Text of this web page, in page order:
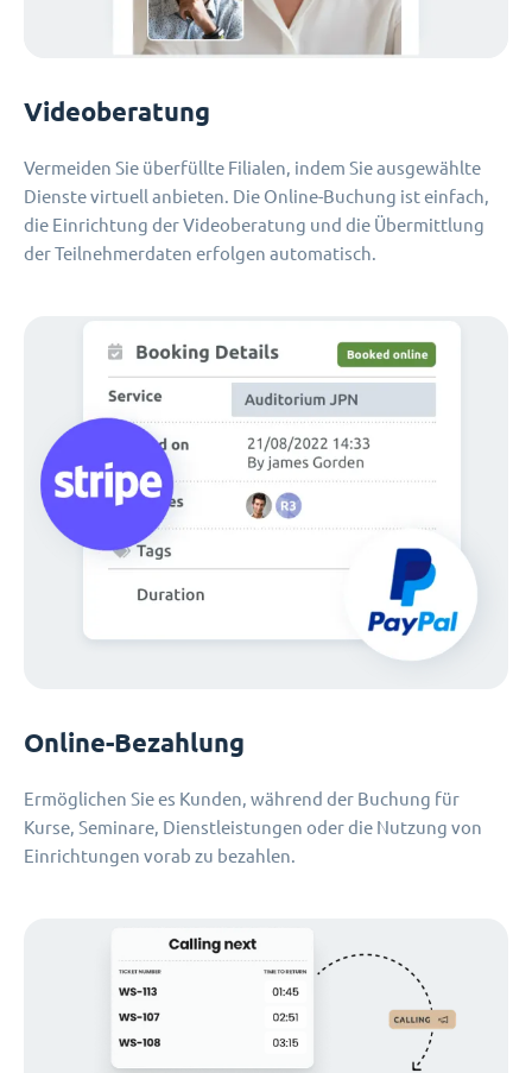
Videoberatung
Vermeiden Sie überfüllte Filialen, indem Sie ausgewählte
Dienste virtuell anbieten. Die Online-Buchung ist einfach,
die Einrichtung der Videoberatung und die Übermittlung
der Teilnehmerdaten erfolgen automatisch.
Online-Bezahlung
Ermöglichen Sie es Kunden, während der Buchung für
Kurse, Seminare, Dienstleistungen oder die Nutzung von
Einrichtungen vorab zu bezahlen.